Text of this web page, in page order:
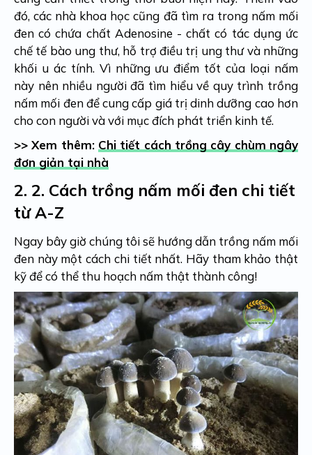
đó, các nhà khoa học cũng đã tìm ra trong nấm mối
đen có chứa chất Adenosine - chất có tác dụng ức
chế tế bào ung thư, hỗ trợ điều trị ung thư và những
khối u ác tính. Vì những ưu điểm tốt của loại nấm
này nên nhiều người đã tìm hiểu về quy trình trồng
nấm mối đen để cung cấp giá trị dinh dưỡng cao hơn
cho con người và với mục đích phát triển kinh tế.
>> Xem thêm: Chi tiết cách trồng cây chùm ngây
đơn giản tại nhà
2. 2. Cách trồng nấm mối đen chi tiết
từ A-Z
Ngay bây giờ chúng tôi sẽ hướng dẫn trồng nấm mối
đen này một cách chi tiết nhất. Hãy tham khảo thật
kỹ để có thể thu hoạch nấm thật thành công!